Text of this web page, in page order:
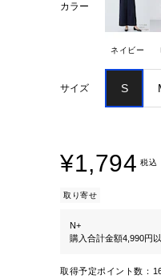
カラー
ネイビー
サイズ S
¥1,794 税込
取り寄せ
N+
購入合計金額4,990円
取得予定ポイント数：